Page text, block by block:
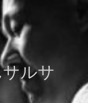
ルサ